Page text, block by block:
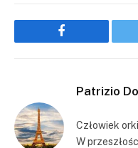
Facebook
Patrizio
Człowiek
W